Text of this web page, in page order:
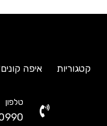
קטגוריות איפה
טלפון